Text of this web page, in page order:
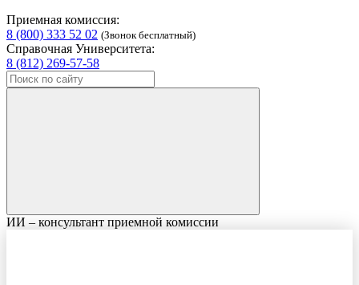
Приемная комиссия:
8 (800) 333 52 02 (Звонок бесплатный)
Справочная Университета:
8 (812) 269-57-58
ИИ – консультант приемной комиссии